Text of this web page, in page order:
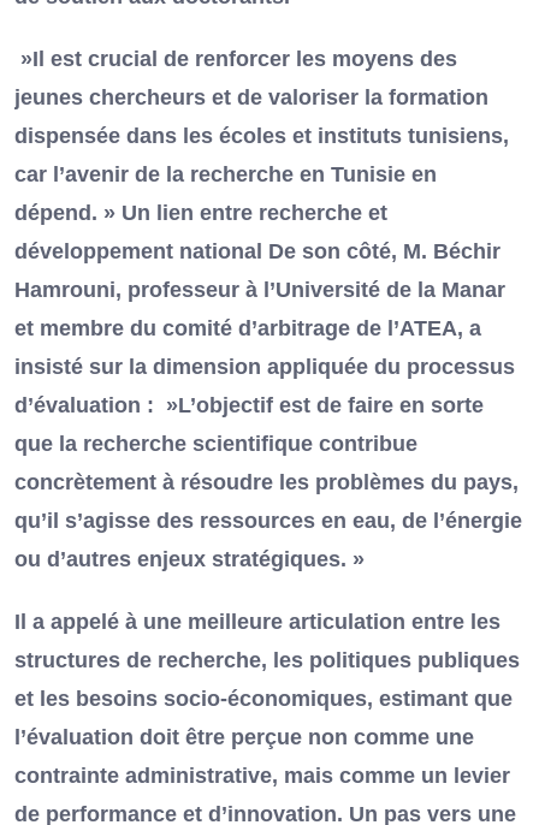
»Il est crucial de renforcer les moyens des
jeunes chercheurs et de valoriser la formation
dispensée dans les écoles et instituts tunisiens,
car l’avenir de la recherche en Tunisie en
dépend. » Un lien entre recherche et
développement national De son côté, M. Béchir
Hamrouni, professeur à l’Université de la Manar
et membre du comité d’arbitrage de l’ATEA, a
insisté sur la dimension appliquée du processus
d’évaluation : »L’objectif est de faire en sorte
que la recherche scientifique contribue
concrètement à résoudre les problèmes du pays,
qu’il s’agisse des ressources en eau, de l’énergie
ou d’autres enjeux stratégiques. »
Il a appelé à une meilleure articulation entre les
structures de recherche, les politiques publiques
et les besoins socio-économiques, estimant que
l’évaluation doit être perçue non comme une
contrainte administrative, mais comme un levier
de performance et d’innovation. Un pas vers une